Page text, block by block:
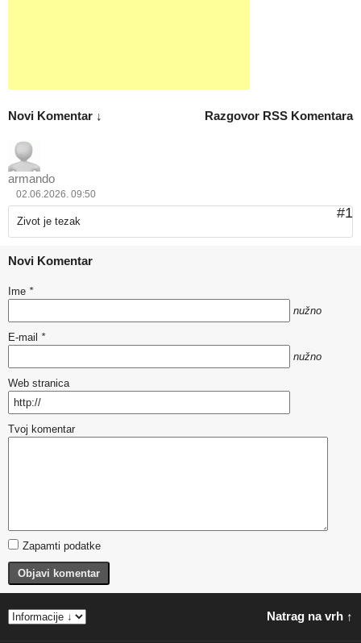
Razgovor RSS Komentara
Novi Komentar ↓
armando
02.06.2026. 09:50
#1
Zivot je tezak
Novi Komentar
Ime *
nužno
E-mail *
nužno
Web stranica
Tvoj komentar
Zapamti podatke
Objavi komentar
Natrag na vrh ↑